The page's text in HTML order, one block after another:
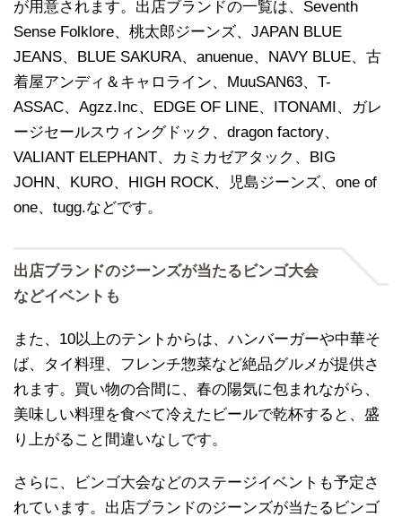
が用意されます。出店ブランドの一覧は、Seventh
Sense Folklore、桃太郎ジーンズ、JAPAN BLUE
JEANS、BLUE SAKURA、anuenue、NAVY BLUE、古
着屋アンディ＆キャロライン、MuuSAN63、T-
ASSAC、Agzz.Inc、EDGE OF LINE、ITONAMI、ガレ
ージセールスウィングドック、dragon factory、
VALIANT ELEPHANT、カミカゼアタック、BIG
JOHN、KURO、HIGH ROCK、児島ジーンズ、one of
one、tugg.などです。
出店ブランドのジーンズが当たるビンゴ大会
などイベントも
また、10以上のテントからは、ハンバーガーや中華そ
ば、タイ料理、フレンチ惣菜など絶品グルメが提供さ
れます。買い物の合間に、春の陽気に包まれながら、
美味しい料理を食べて冷えたビールで乾杯すると、盛
り上がること間違いなしです。
さらに、ビンゴ大会などのステージイベントも予定さ
れています。出店ブランドのジーンズが当たるビンゴ